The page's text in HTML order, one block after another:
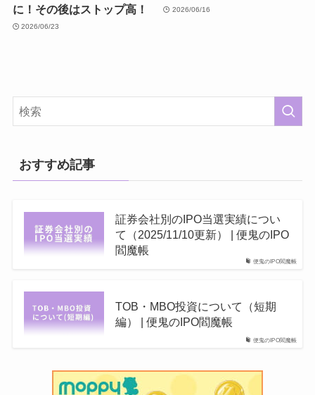
に！その後はストップ高！
2026/06/23
2026/06/16
おすすめ記事
便鬼のIPO閻魔帳
証券会社別のIPO当選実績につい
て（2025/11/10更新） | 便鬼のIPO
閻魔帳
便鬼のIPO閻魔帳
TOB・MBO投資について（短期
編） | 便鬼のIPO閻魔帳